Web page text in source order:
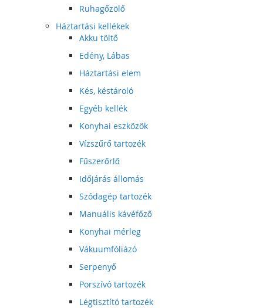
Ruhagőzölő
Háztartási kellékek
Akku töltő
Edény, Lábas
Háztartási elem
Kés, késtároló
Egyéb kellék
Konyhai eszközök
Vízszűrő tartozék
Fűszerőrlő
Időjárás állomás
Szódagép tartozék
Manuális kávéfőző
Konyhai mérleg
Vákuumfóliázó
Serpenyő
Porszívó tartozék
Légtisztító tartozék